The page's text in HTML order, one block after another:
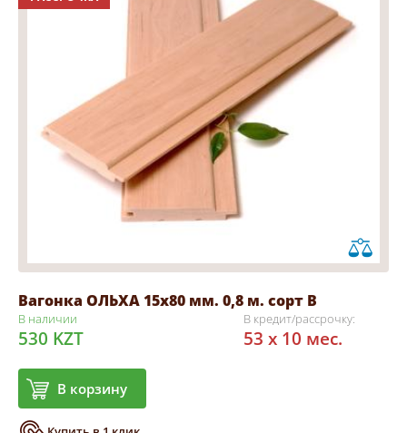
Вагонка ОЛЬХА 15х80 мм. 0,8 м. сорт В
В наличии
530 KZT
В корзину
В кредит/рассрочку:
53 x 10 мес.